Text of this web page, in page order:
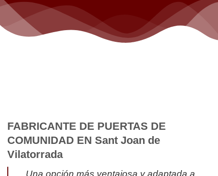
FABRICANTE DE PUERTAS DE
COMUNIDAD EN Sant Joan de
Vilatorrada
Una opción más ventajosa y adaptada a